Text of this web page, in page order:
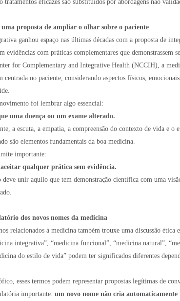
tratamentos eficazes são substituídos por abordagens não
proposta de ampliar o olhar sobre o paciente
ganhou espaço nas últimas décadas com a proposta de
evidências com práticas complementares que demonstrassem
for Complementary and Integrative Health (NCCIH), a
centrada no paciente, considerando aspectos físicos,
foi lembrar algo essencial:
uma doença ou um exame alterado.
a escuta, a empatia, a compreensão do contexto de vida e o
são elementos fundamentais da boa medicina.
importante:
qualquer prática sem evidência.
deve unir aquilo que tem demonstração científica com uma
dos novos nomes da medicina
relacionados à medicina também trouxe uma discussão ética
integrativa”, “medicina funcional”, “medicina natural”,
do estilo de vida” podem ter significados diferentes
esses termos podem representar propostas legítimas de
importante: um novo nome não cria automaticamente